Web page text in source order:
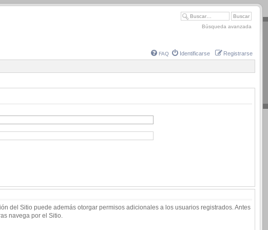
Búsqueda avanzada
FAQ Identificarse Registrarse
del Sitio puede además otorgar permisos adicionales a los usuarios registrados. Antes
navega por el Sitio.